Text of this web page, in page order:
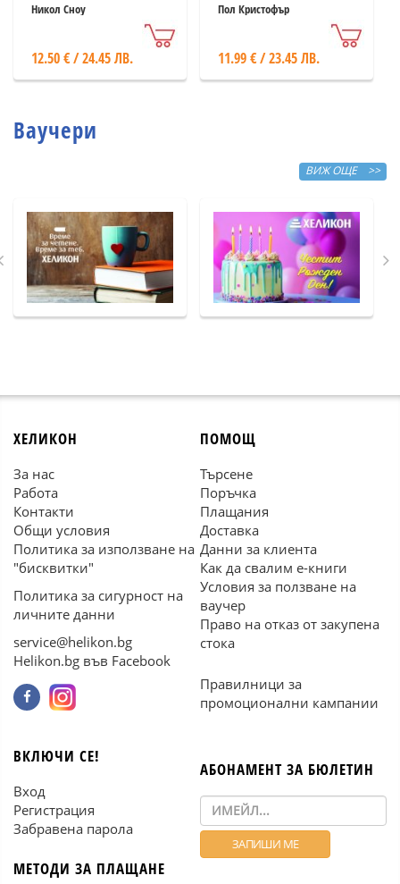
Никол Сноу
12.50 € / 24.45 ЛВ.
Пол Кристофър
11.99 € / 23.45 ЛВ.
Ваучери
ВИЖ ОЩЕ >>
ХЕЛИКОН
За нас
Работа
Контакти
Общи условия
Политика за използване на
"бисквитки"
Политика за сигурност на
личните данни
service@helikon.bg
Helikon.bg във Facebook
ПОМОЩ
Търсене
Поръчка
Плащания
Доставка
Данни за клиента
Как да свалим е-книги
Условия за ползване на
ваучер
Право на отказ от закупена
стока
Правилници за
промоционални кампании
ВКЛЮЧИ СЕ!
Вход
Регистрация
Забравена парола
МЕТОДИ ЗА ПЛАЩАНЕ
АБОНАМЕНТ ЗА БЮЛЕТИН